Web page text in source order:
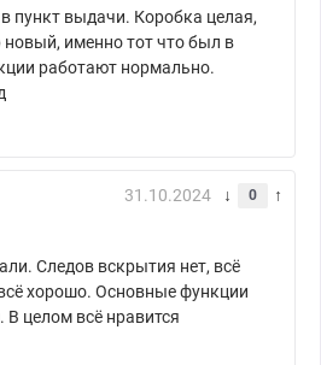
пункт выдачи. Коробка целая,
новый, именно тот что был в
работают нормально.
31.10.2024 0
Следов вскрытия нет, всё
хорошо. Основные функции
целом всё нравится